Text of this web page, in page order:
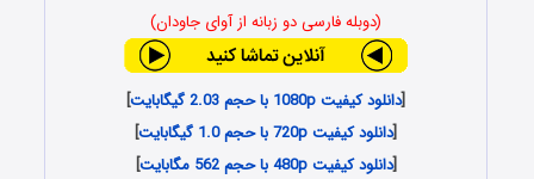
(دوبله فارسی دو زبانه از آوای جاودان)
[دانلود کیفیت 1080p با حجم 2.03 گیگابایت
]
[دانلود کیفیت 720p با حجم 1.0 گیگابایت
]
[دانلود کیفیت 480p با حجم 562 مگابایت ]